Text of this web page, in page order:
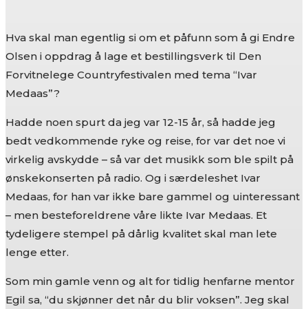
Hva skal man egentlig si om et påfunn som å gi Endre
Olsen i oppdrag å lage et bestillingsverk til Den
Forvitnelege Countryfestivalen med tema “Ivar
Medaas”?
Hadde noen spurt da jeg var 12-15 år, så hadde jeg
bedt vedkommende ryke og reise, for var det noe vi
virkelig avskydde – så var det musikk som ble spilt på
ønskekonserten på radio. Og i særdeleshet Ivar
Medaas, for han var ikke bare gammel og uinteressant
– men besteforeldrene våre likte Ivar Medaas. Et
tydeligere stempel på dårlig kvalitet skal man lete
lenge etter.
Som min gamle venn og alt for tidlig henfarne mentor
Egil sa, “du skjønner det når du blir voksen”. Jeg skal